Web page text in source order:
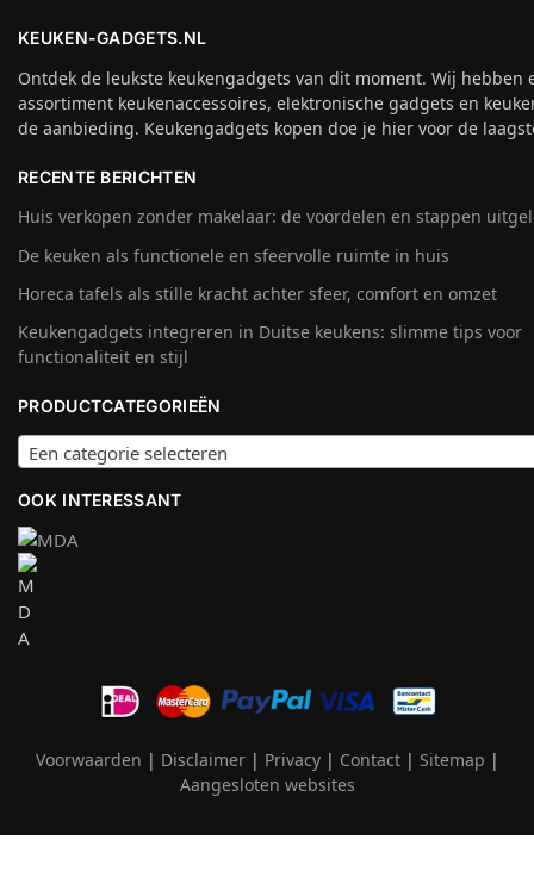
KEUKEN-GADGETS.NL
Ontdek de leukste keukengadgets van dit moment. Wij hebben
assortiment keukenaccessoires, elektronische gadgets en
de aanbieding. Keukengadgets kopen doe je hier voor de
RECENTE BERICHTEN
Huis verkopen zonder makelaar: de voordelen en stappen
De keuken als functionele en sfeervolle ruimte in huis
Horeca tafels als stille kracht achter sfeer, comfort en omzet
Keukengadgets integreren in Duitse keukens: slimme tips voor
functionaliteit en stijl
PRODUCTCATEGORIEËN
Een categorie selecteren
OOK INTERESSANT
Voorwaarden | Disclaimer| Privacy| Contact| Sitemap |
Aangesloten websites